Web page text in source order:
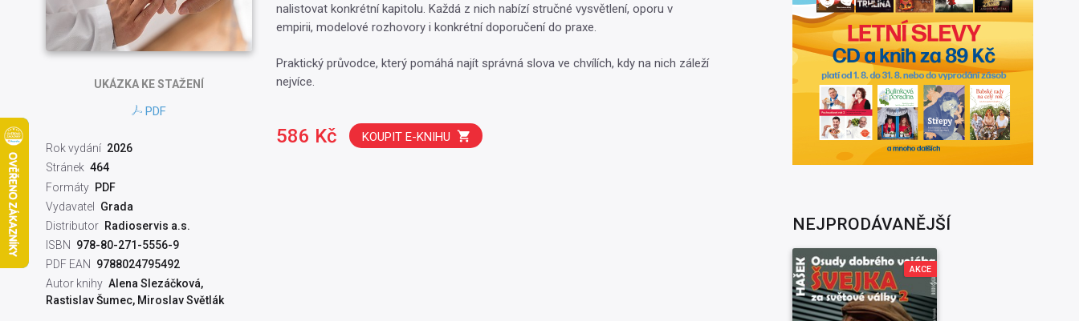
UKÁZKAKE STAŽENÍ
PDF
Rok vydání 2026
Stránek 464
Formáty PDF
Vydavatel
Grada
Distributor Radioservis a.s.
ISBN
978-80-271-5556-9
PDF EAN
9788024795492
Autor knihy Alena Slezáčková,
Rastislav Šumec, Miroslav Světlák
nalistovat konkrétní kapitolu. Každá z nich nabízí stručné vysvětlení, oporu v
empirii, modelové rozhovory i konkrétní doporučení do praxe.
Praktický průvodce, který pomáhá najít správná slova ve chvílích, kdy na nich záleží
nejvíce.
586 Kč KOUPIT E-KNIHU
NEJPRODÁVANĚJŠÍ
AKCE